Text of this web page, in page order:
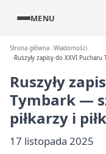
MENU
Strona główna Wiadomości
Ruszyły zapisy do XXVI
Ruszyły
Tymbark —
piłkarzy i
17 listopada 2025